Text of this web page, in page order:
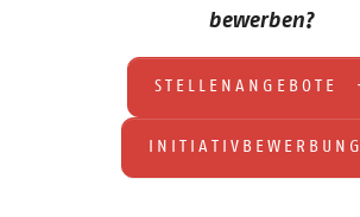
bewerben?
STELLENANGEBOTE
INITIATIVBEWERBUNG